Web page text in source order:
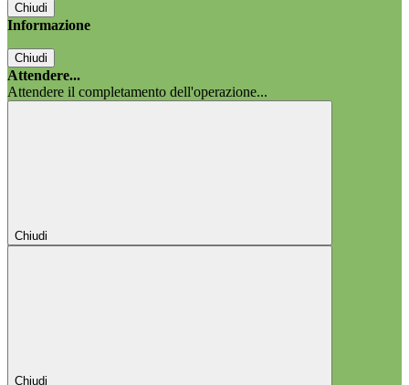
Chiudi
Informazione
Chiudi
Attendere...
Attendere il completamento dell'operazione...
Chiudi
Chiudi